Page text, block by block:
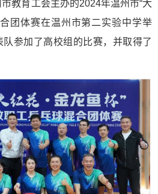
教育工会主办的2024年温州市“大
团体赛在温州市第二实验中学举
队参加了高校组的比赛，并取得了